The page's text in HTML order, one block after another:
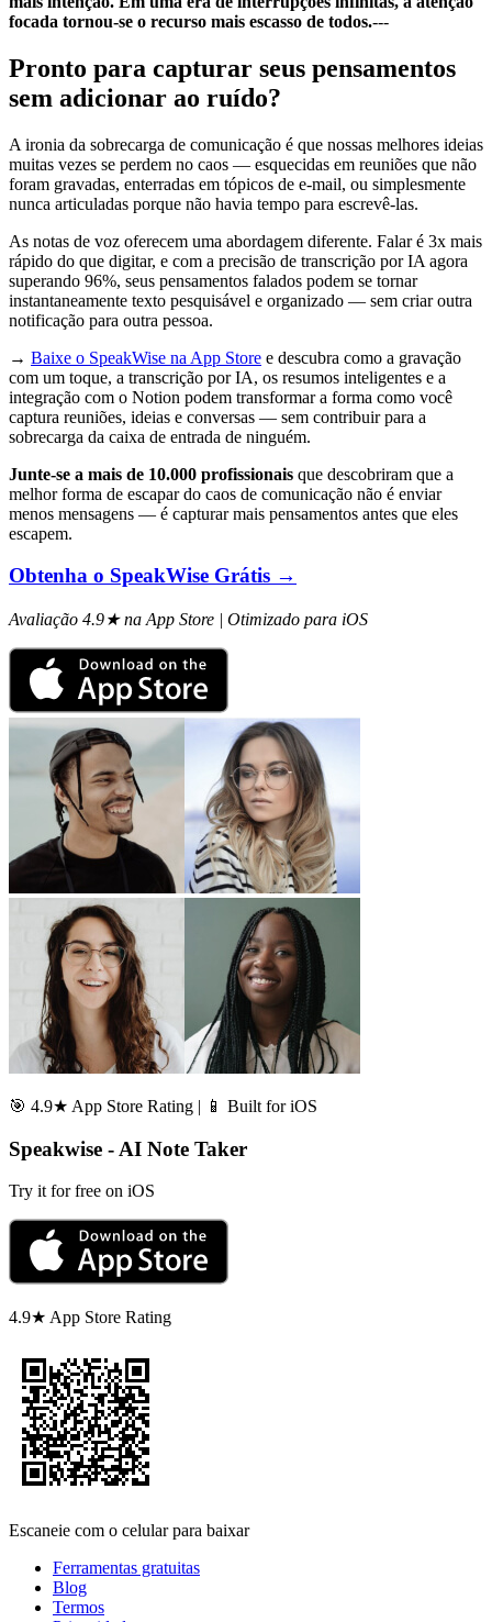
focada tornou-se o recurso mais escasso de todos.---
Pronto para capturar seus pensamentos
sem adicionar ao ruído?
A ironia da sobrecarga de comunicação é que nossas melhores ideias
muitas vezes se perdem no caos — esquecidas em reuniões que não
foram gravadas, enterradas em tópicos de e-mail, ou simplesmente
nunca articuladas porque não havia tempo para escrevê-las.
As notas de voz oferecem uma abordagem diferente. Falar é 3x mais
rápido do que digitar, e com a precisão de transcrição por IA agora
superando 96%, seus pensamentos falados podem se tornar
instantaneamente texto pesquisável e organizado — sem criar outra
notificação para outra pessoa.
→ Baixe o SpeakWise na App Store e descubra como a gravação
com um toque, a transcrição por IA, os resumos inteligentes e a
integração com o Notion podem transformar a forma como você
captura reuniões, ideias e conversas — sem contribuir para a
sobrecarga da caixa de entrada de ninguém.
Junte-se a mais de 10.000 profissionais que descobriram que a
melhor forma de escapar do caos de comunicação não é enviar
menos mensagens — é capturar mais pensamentos antes que eles
escapem.
Obtenha o SpeakWise Grátis →
Avaliação 4.9★ na App Store | Otimizado para iOS
🎯 4.9★ App Store Rating | 📱 Built for iOS
Speakwise - AI Note Taker
Try it for free on iOS
4.9★ App Store Rating
Escaneie com o celular para baixar
Ferramentas gratuitas
Blog
Termos